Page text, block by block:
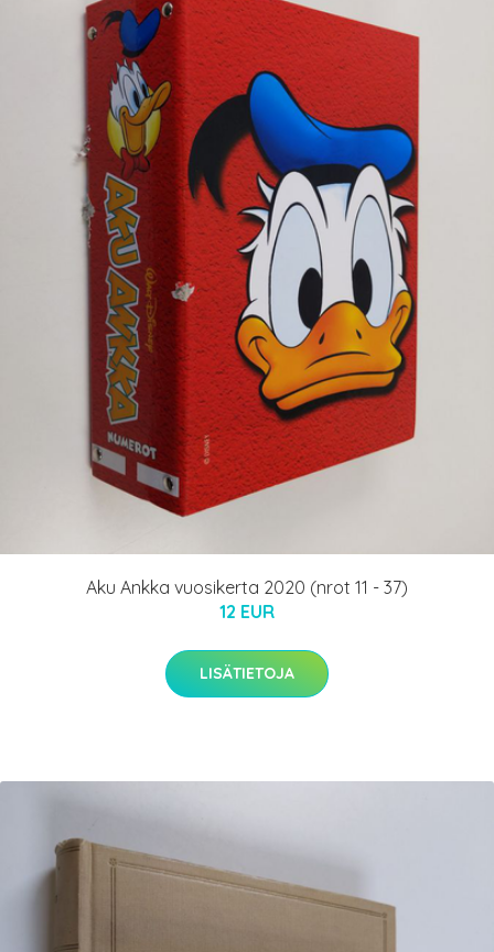
Aku Ankka vuosikerta 2020 (nrot 11 - 37)
12 EUR
LISÄTIETOJA